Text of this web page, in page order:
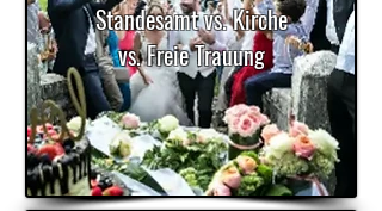
Standesamt vs. Kirche
vs. Freie Trauung